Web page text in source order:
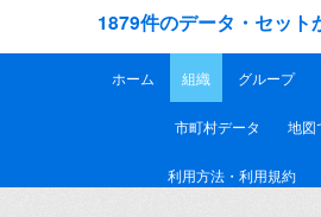
1879件のデータ・セット
ホーム 組織 グループ
市町村データ 地図
利用方法・利用規約